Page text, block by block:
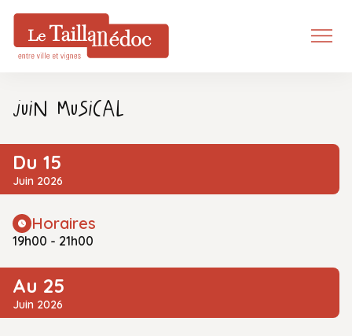
JUIN MUSICAL
Du 15
Juin 2026
Horaires
19h00 - 21h00
Au 25
Juin 2026